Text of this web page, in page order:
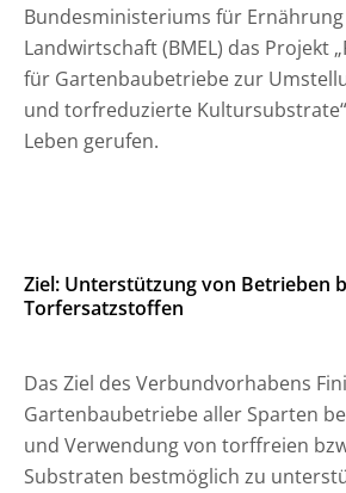
Bundesministeriums für
Landwirtschaft (BMEL) das Projekt
für Gartenbaubetriebe zur
und torfreduzierte
Leben gerufen.
Ziel: Unterstützung von Betrieben
Torfersatzstoffen
Das Ziel des Verbundvorhabens
Gartenbaubetriebe aller Sparten
und Verwendung von torffreien
Substraten bestmöglich zu